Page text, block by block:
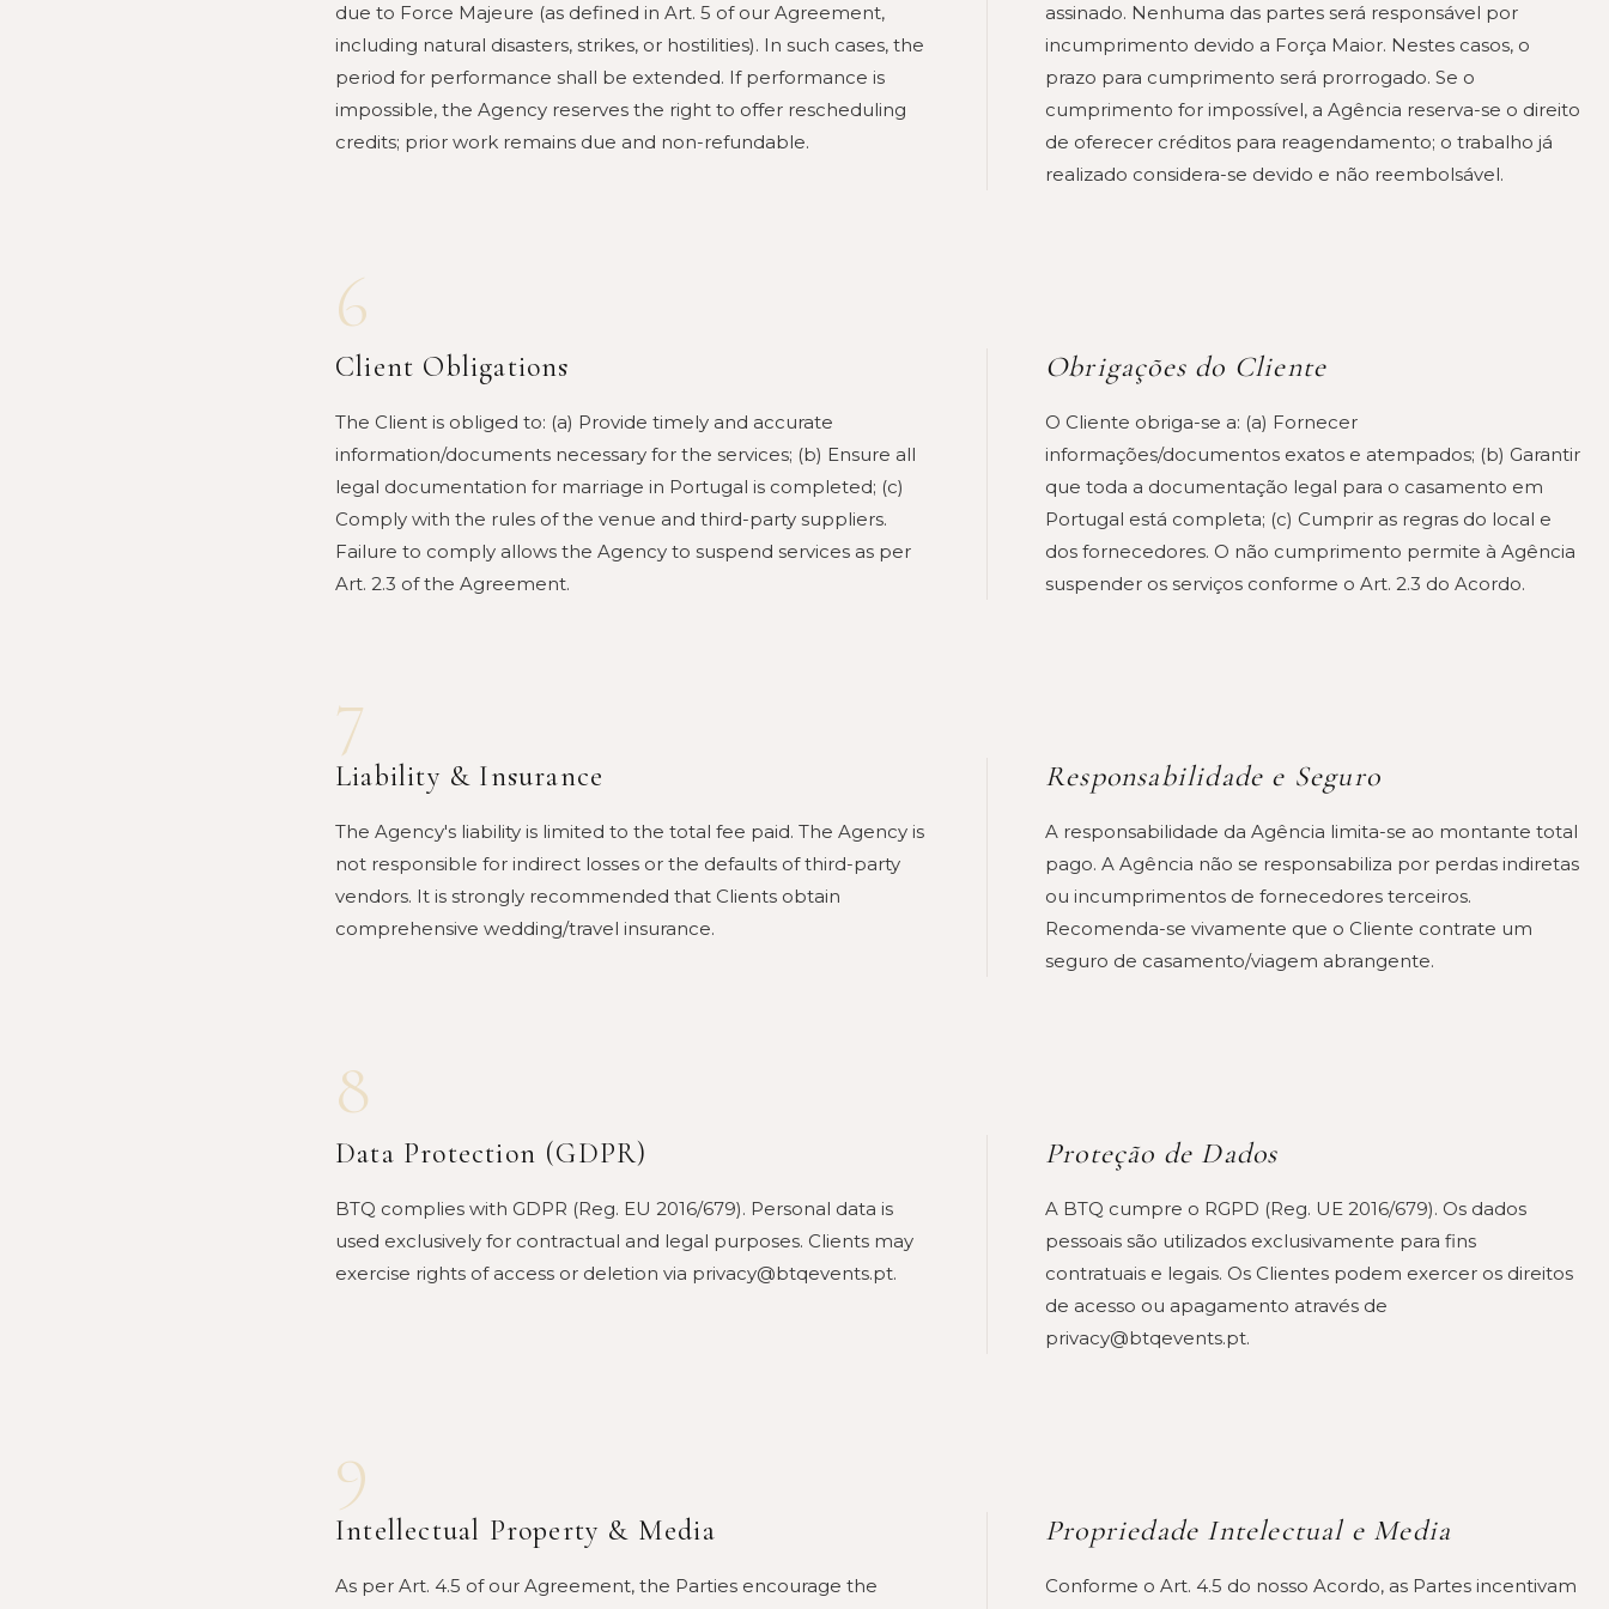
due to Force Majeure (as defined in Art. 5 of our Agreement,
including natural disasters, strikes, or hostilities). In such cases, the
period for performance shall be extended. If performance is
impossible, the Agency reserves the right to offer rescheduling
credits; prior work remains due and non-refundable.
assinado. Nenhuma das partes será responsável por
incumprimento devido a Força Maior. Nestes casos, o
prazo para cumprimento será prorrogado. Se o
cumprimento for impossível, a Agência reserva-se o direito
de oferecer créditos para reagendamento; o trabalho já
realizado considera-se devido e não reembolsável.
6
Client Obligations
The Client is obliged to: (a) Provide timely and accurate
information/documents necessary for the services; (b) Ensure all
legal documentation for marriage in Portugal is completed; (c)
Comply with the rules of the venue and third-party suppliers.
Failure to comply allows the Agency to suspend services as per
Art. 2.3 of the Agreement.
Obrigações do Cliente
O Cliente obriga-se a: (a) Fornecer
informações/documentos exatos e atempados; (b) Garantir
que toda a documentação legal para o casamento em
Portugal está completa; (c) Cumprir as regras do local e
dos fornecedores. O não cumprimento permite à Agência
suspender os serviços conforme o Art. 2.3 do Acordo.
7
Liability & Insurance
The Agency's liability is limited to the total fee paid. The Agency is
not responsible for indirect losses or the defaults of third-party
vendors. It is strongly recommended that Clients obtain
comprehensive wedding/travel insurance.
Responsabilidade e Seguro
A responsabilidade da Agência limita-se ao montante total
pago. A Agência não se responsabiliza por perdas indiretas
ou incumprimentos de fornecedores terceiros.
Recomenda-se vivamente que o Cliente contrate um
seguro de casamento/viagem abrangente.
8
Data Protection (GDPR)
BTQ complies with GDPR (Reg. EU 2016/679). Personal data is
used exclusively for contractual and legal purposes. Clients may
exercise rights of access or deletion via privacy@btqevents.pt.
Proteção de Dados
A BTQ cumpre o RGPD (Reg. UE 2016/679). Os dados
pessoais são utilizados exclusivamente para fins
contratuais e legais. Os Clientes podem exercer os direitos
de acesso ou apagamento através de
privacy@btqevents.pt.
9
Intellectual Property & Media
As per Art. 4.5 of our Agreement, the Parties encourage the
Propriedade Intelectual e Media
Conforme o Art. 4.5 do nosso Acordo, as Partes incentivam